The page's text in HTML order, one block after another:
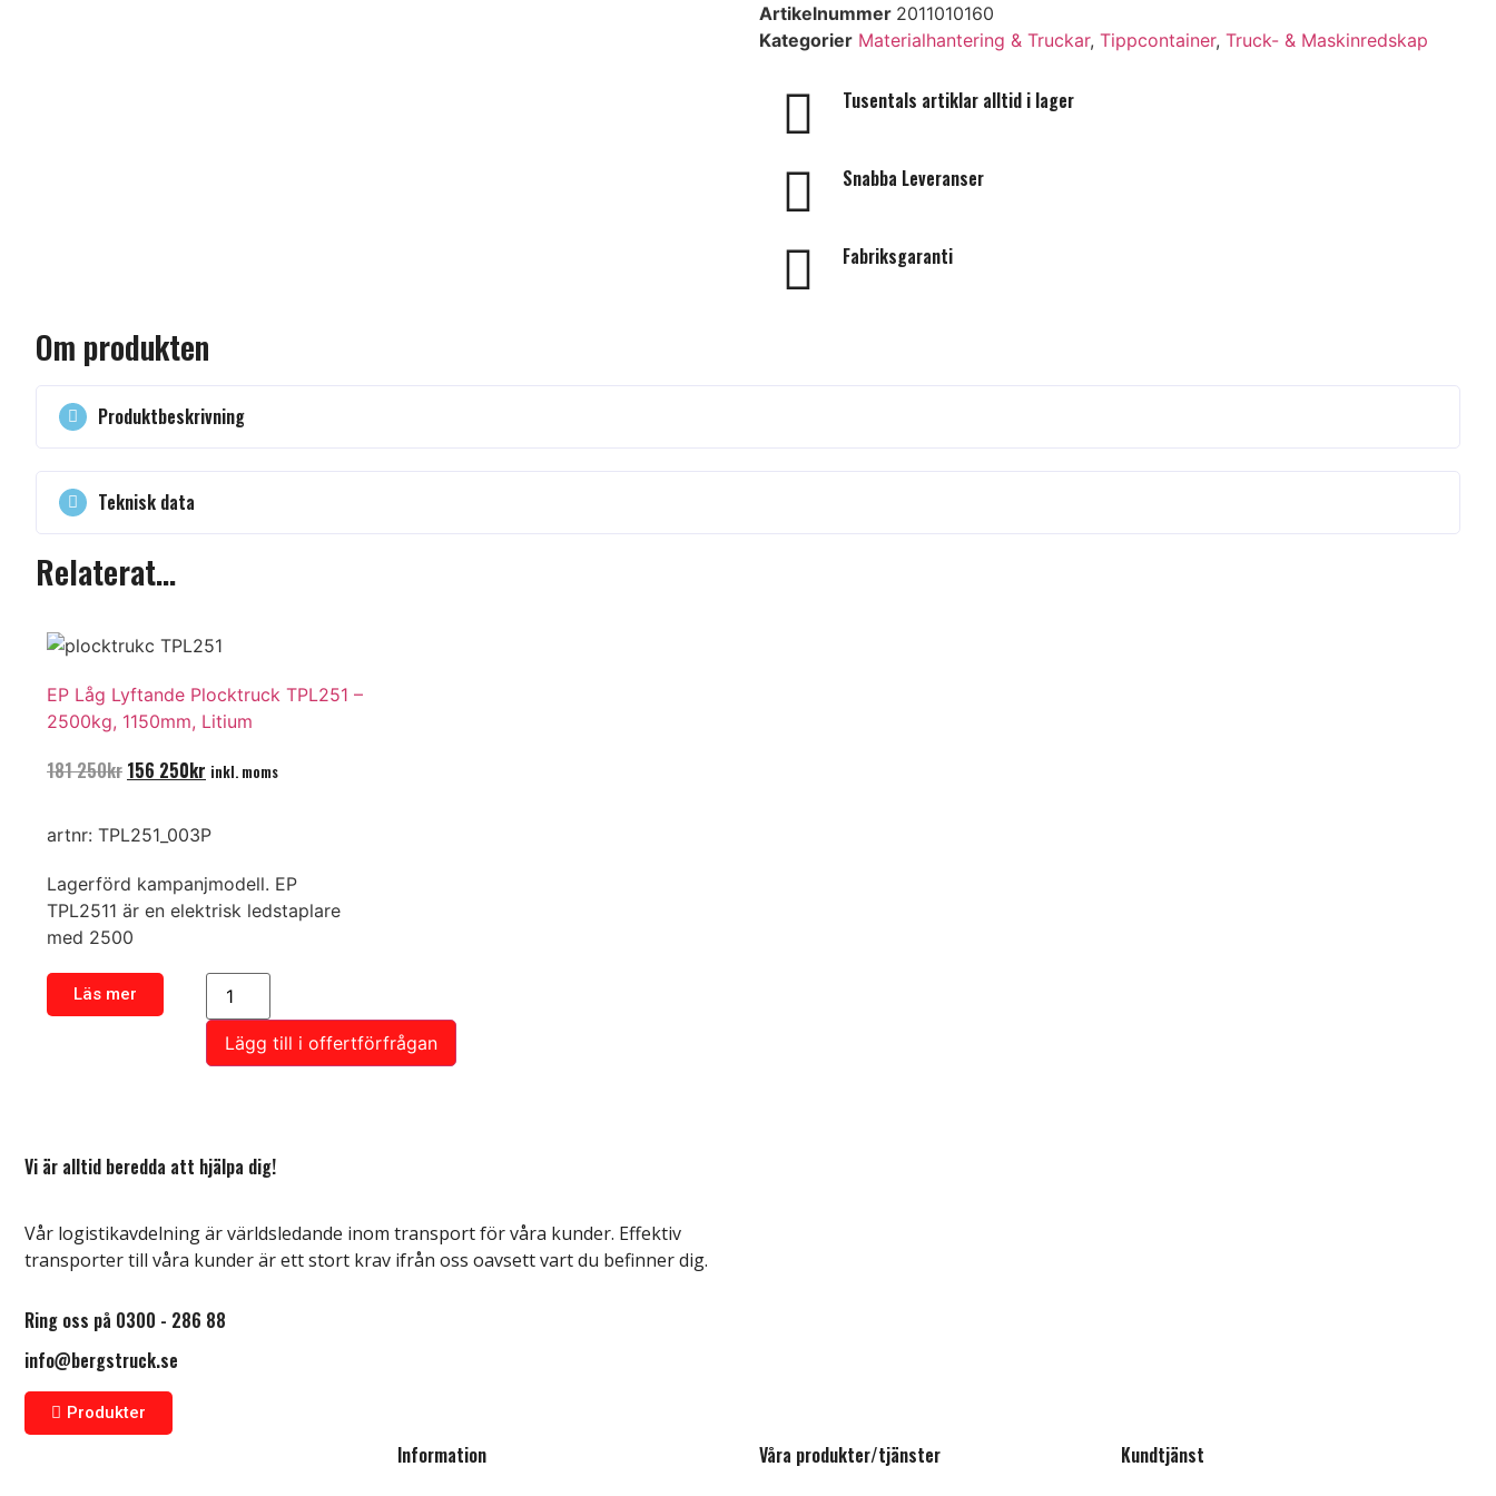
Artikelnummer 2011010160
Kategorier Materialhantering & Truckar, Tippcontainer, Truck- & Maskinredskap
Tusentals artiklar alltid i lager
Snabba Leveranser
Fabriksgaranti
Om produkten
Produktbeskrivning
Teknisk data
Relaterat...
EP Låg Lyftande Plocktruck TPL251 –
2500kg, 1150mm, Litium
181 250kr 156 250kr inkl. moms
artnr: TPL251_003P
Lagerförd kampanjmodell. EP
TPL2511 är en elektrisk ledstaplare
med 2500
Läs mer
Lägg till i offertförfrågan
Vi är alltid beredda att hjälpa dig!
Vår logistikavdelning är världsledande inom transport för våra kunder. Effektiv
transporter till våra kunder är ett stort krav ifrån oss oavsett vart du befinner dig.
Ring oss på 0300 - 286 88
info@bergstruck.se
Produkter
Information Våra produkter/tjänster Kundtjänst